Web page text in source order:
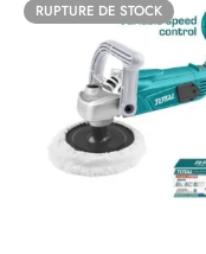
RUPTURE DE STOCK